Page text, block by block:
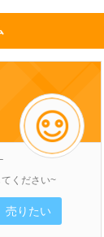
ください~
売りたい